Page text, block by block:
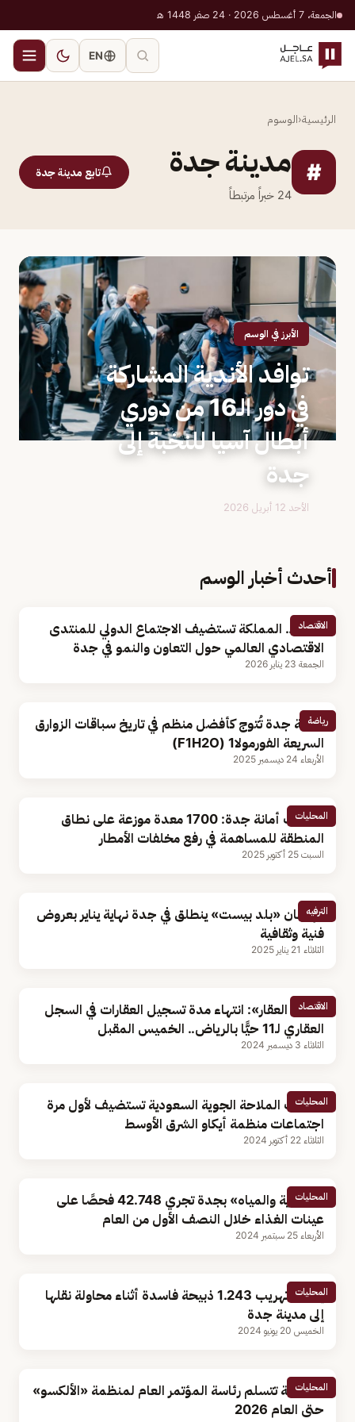
الجمعة، 7 أغسطس 2026 · 24 صفر 1448 هـ
EN
الرئيسية‹الوسوم
# مدينة جدة
24 خبراً مرتبطاً
تابع مدينة جدة
الأبرز في الوسم
توافد الأندية المشاركة
في دور الـ16 من دوري
أبطال آسيا للنخبة إلى
جدة
الأحد 12 أبريل 2026
أحدث أخبار الوسم
الاقتصاد
رسميا.. المملكة تستضيف الاجتماع الدولي للمنتدى
الاقتصادي العالمي حول التعاون والنمو في جدة
الجمعة 23 يناير 2026
رياضة
مدينة جدة تُتوج كأفضل منظم في تاريخ سباقات الزوارق
السريعة الفورمولا1 (F1H2O)
الأربعاء 24 ديسمبر 2025
المحليات
متحدث أمانة جدة: 1700 معدة موزعة على نطاق
المنطقة للمساهمة في رفع مخلفات الأمطار
السبت 25 أكتوبر 2025
الترفيه
مهرجان «بلد بيست» ينطلق في جدة نهاية يناير بعروض
فنية وثقافية
الثلاثاء 21 يناير 2025
الاقتصاد
«هيئة العقار»: انتهاء مدة تسجيل العقارات في السجل
العقاري لـ11 حيًّا بالرياض.. الخميس المقبل
الثلاثاء 3 ديسمبر 2024
المحليات
خدمات الملاحة الجوية السعودية تستضيف لأول مرة
اجتماعات منظمة أيكاو الشرق الأوسط
الثلاثاء 22 أكتوبر 2024
المحليات
«الأغذية والمياه» بجدة تجري 42.748 فحصًا على
عينات الغذاء خلال النصف الأول من العام
الأربعاء 25 سبتمبر 2024
المحليات
إحباط تهريب 1.243 ذبيحة فاسدة أثناء محاولة نقلها
إلى مدينة جدة
الخميس 20 يونيو 2024
المحليات
المملكة تتسلم رئاسة المؤتمر العام لمنظمة «الألكسو»
حتى العام 2026